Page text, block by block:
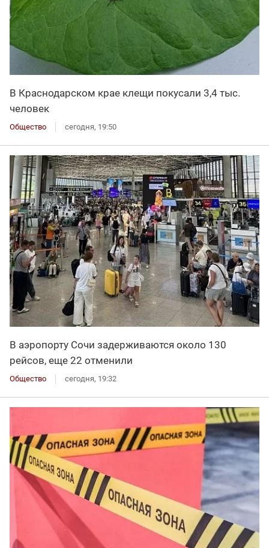
В Краснодарском крае клещи покусали 3,4 тыс.
человек
Общество сегодня, 19:50
В аэропорту Сочи задерживаются около 130
рейсов, еще 22 отменили
Общество сегодня, 19:32